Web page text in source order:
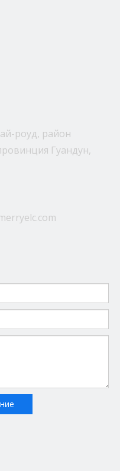
роуд, район
Гуандун,